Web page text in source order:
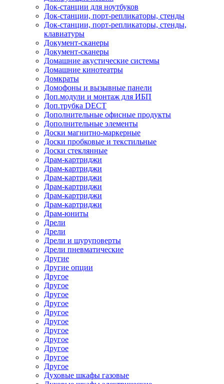
Док-станции для ноутбуков
Док-станции, порт-репликаторы, стенды
Док-станции, порт-репликаторы, стенды,
клавиатуры
Документ-сканеры
Документ-сканеры
Домашние акустические системы
Домашние кинотеатры
Домкраты
Домофоны и вызывные панели
Доп.модули и монтаж для ИБП
Доп.трубка DECT
Дополнительные офисные продукты
Дополнительные элементы
Доски магнитно-маркерные
Доски пробковые и текстильные
Доски стеклянные
Драм-картриджи
Драм-картриджи
Драм-картриджи
Драм-картриджи
Драм-картриджи
Драм-картриджи
Драм-юниты
Дрели
Дрели
Дрели и шуруповерты
Дрели пневматические
Другие
Другие опции
Другое
Другое
Другое
Другое
Другое
Другое
Другое
Другое
Другое
Другое
Другое
Духовые шкафы газовые